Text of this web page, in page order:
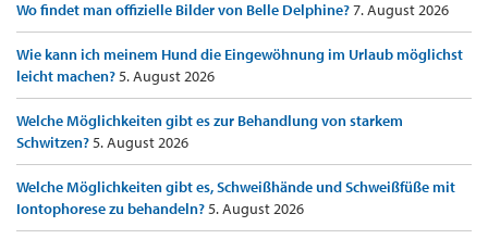
Wo findet man offizielle Bilder von Belle Delphine?7. August 2026
Wie kann ich meinem Hund die Eingewöhnung im Urlaub möglichst
leicht machen?5. August 2026
Welche Möglichkeiten gibt es zur Behandlung von starkem
Schwitzen?5. August 2026
Welche Möglichkeiten gibt es, Schweißhände und Schweißfüße mit
Iontophorese zu behandeln?5. August 2026